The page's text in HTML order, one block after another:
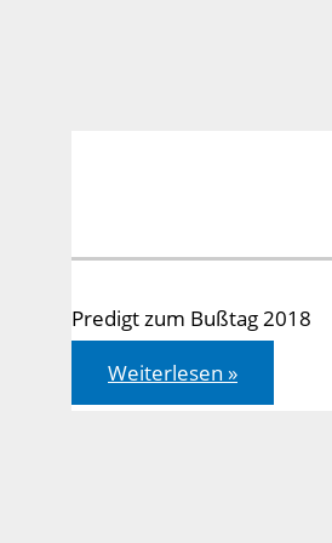
Predigt zum Bußtag 2018
Römer
11,16-
24
Weiterlesen »